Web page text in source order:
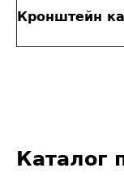
Кронштейн
Каталог